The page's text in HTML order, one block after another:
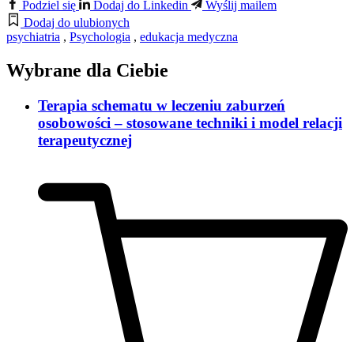
Podziel się
Dodaj do Linkedin
Wyślij mailem
Dodaj do ulubionych
psychiatria , Psychologia , edukacja medyczna
Wybrane dla Ciebie
Terapia schematu w leczeniu zaburzeń
osobowości – stosowane techniki i model relacji
terapeutycznej